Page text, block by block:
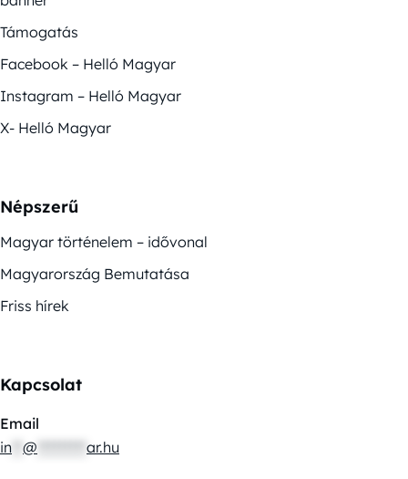
Támogatás
Facebook – Helló Magyar
Instagram – Helló Magyar
X- Helló Magyar
Népszerű
Magyar történelem – idővonal
Magyarország Bemutatása
Friss hírek
Kapcsolat
Email
in @ ar.hu